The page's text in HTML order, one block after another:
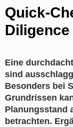
Quick-
Diligence
Eine
sind
Besonders bei
Grundrissen
Planungsstand
betrachten.